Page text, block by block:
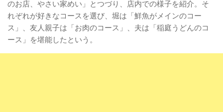
のお店、やさい家めい」とつづり、店内での様子を紹介。そ
れぞれが好きなコースを選び、堀は「鮮魚がメインのコー
ス」、友人親子は「お肉のコース」、夫は「稲庭うどんのコ
ース」を堪能したという。